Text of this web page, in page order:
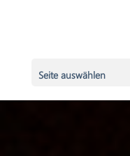
Seite auswählen